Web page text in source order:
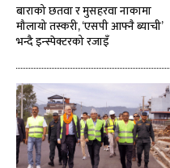
बाराको छतवा र मुसहरवा नाकामा
मौलायो तस्करी, ‘एसपी आफ्नै ब्याची’
भन्दै इन्स्पेक्टरको रजाइँ